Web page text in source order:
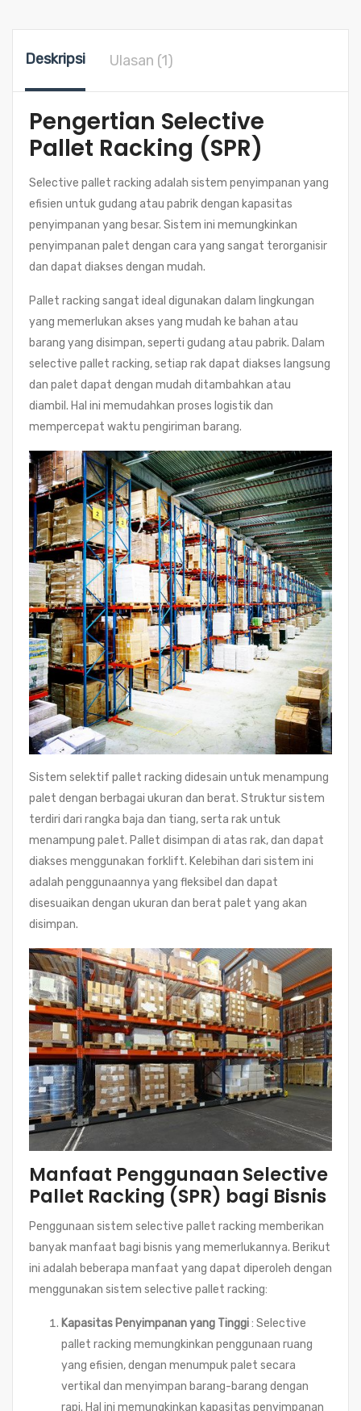
Deskripsi Ulasan (1)
Pengertian Selective
Pallet Racking (SPR)
Selective pallet racking adalah sistem penyimpanan yang
efisien untuk gudang atau pabrik dengan kapasitas
penyimpanan yang besar. Sistem ini memungkinkan
penyimpanan palet dengan cara yang sangat terorganisir
dan dapat diakses dengan mudah.
Pallet racking sangat ideal digunakan dalam lingkungan
yang memerlukan akses yang mudah ke bahan atau
barang yang disimpan, seperti gudang atau pabrik. Dalam
selective pallet racking, setiap rak dapat diakses langsung
dan palet dapat dengan mudah ditambahkan atau
diambil. Hal ini memudahkan proses logistik dan
mempercepat waktu pengiriman barang.
Sistem selektif pallet racking didesain untuk menampung
palet dengan berbagai ukuran dan berat. Struktur sistem
terdiri dari rangka baja dan tiang, serta rak untuk
menampung palet. Pallet disimpan di atas rak, dan dapat
diakses menggunakan forklift. Kelebihan dari sistem ini
adalah penggunaannya yang fleksibel dan dapat
disesuaikan dengan ukuran dan berat palet yang akan
disimpan.
Manfaat Penggunaan Selective
Pallet Racking (SPR) bagi Bisnis
Penggunaan sistem selective pallet racking memberikan
banyak manfaat bagi bisnis yang memerlukannya. Berikut
ini adalah beberapa manfaat yang dapat diperoleh dengan
menggunakan sistem selective pallet racking:
Kapasitas Penyimpanan yang Tinggi: Selective
pallet racking memungkinkan penggunaan ruang
yang efisien, dengan menumpuk palet secara
vertikal dan menyimpan barang-barang dengan
rapi. Hal ini memungkinkan kapasitas penyimpanan